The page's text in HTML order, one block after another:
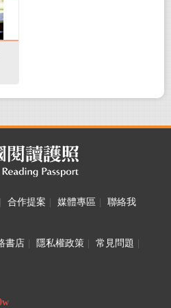
合作提案 媒體專區
聯絡我
書店 隱私權政策 常見問題